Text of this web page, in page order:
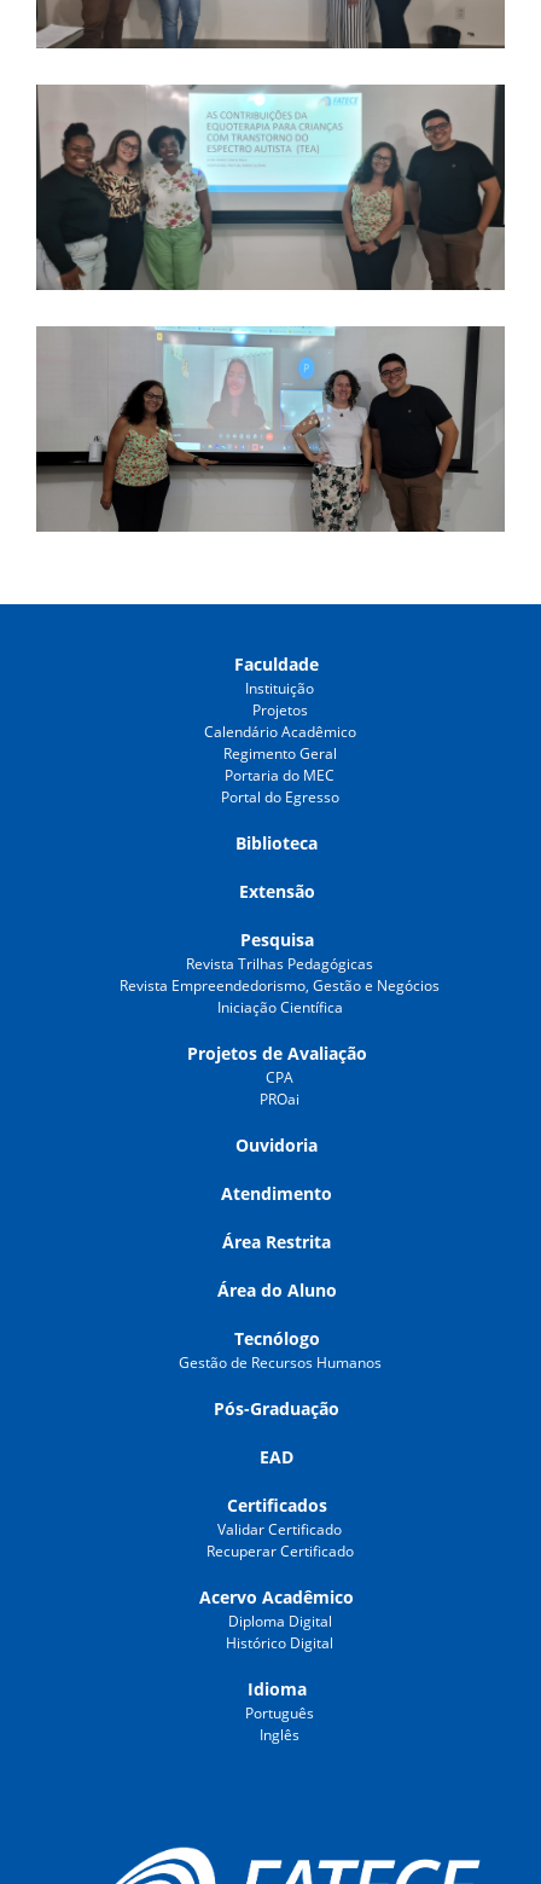
Faculdade
Instituição
Projetos
Calendário Acadêmico
Regimento Geral
Portaria do MEC
Portal do Egresso
Biblioteca
Extensão
Pesquisa
Revista Trilhas Pedagógicas
Revista Empreendedorismo, Gestão e Negócios
Iniciação Científica
Projetos de Avaliação
CPA
PROai
Ouvidoria
Atendimento
Área Restrita
Área do Aluno
Tecnólogo
Gestão de Recursos Humanos
Pós-Graduação
EAD
Certificados
Validar Certificado
Recuperar Certificado
Acervo Acadêmico
Diploma Digital
Histórico Digital
Idioma
Português
Inglês